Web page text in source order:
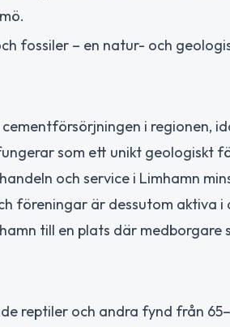
fossiler – en natur- och
i regionen,
som ett unikt geologiskt
och service i Limhamn
föreningar är dessutom aktiva i
till en plats där medborgare
reptiler och andra fynd från